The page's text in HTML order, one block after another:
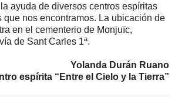
ayuda de diversos centros espíritas
que nos encontramos. La ubicación de
en el cementerio de Monjuïc,
de Sant Carles 1ª.
Yolanda Durán Ruano
espírita “Entre el Cielo y la Tierra”